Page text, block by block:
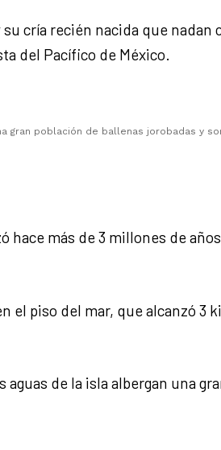
cría recién nacida que nadan
del Pacífico de México.
gran población de ballenas jorobadas y
hace más de 3 millones de
el piso del mar, que alcanzó 3
de la isla albergan una